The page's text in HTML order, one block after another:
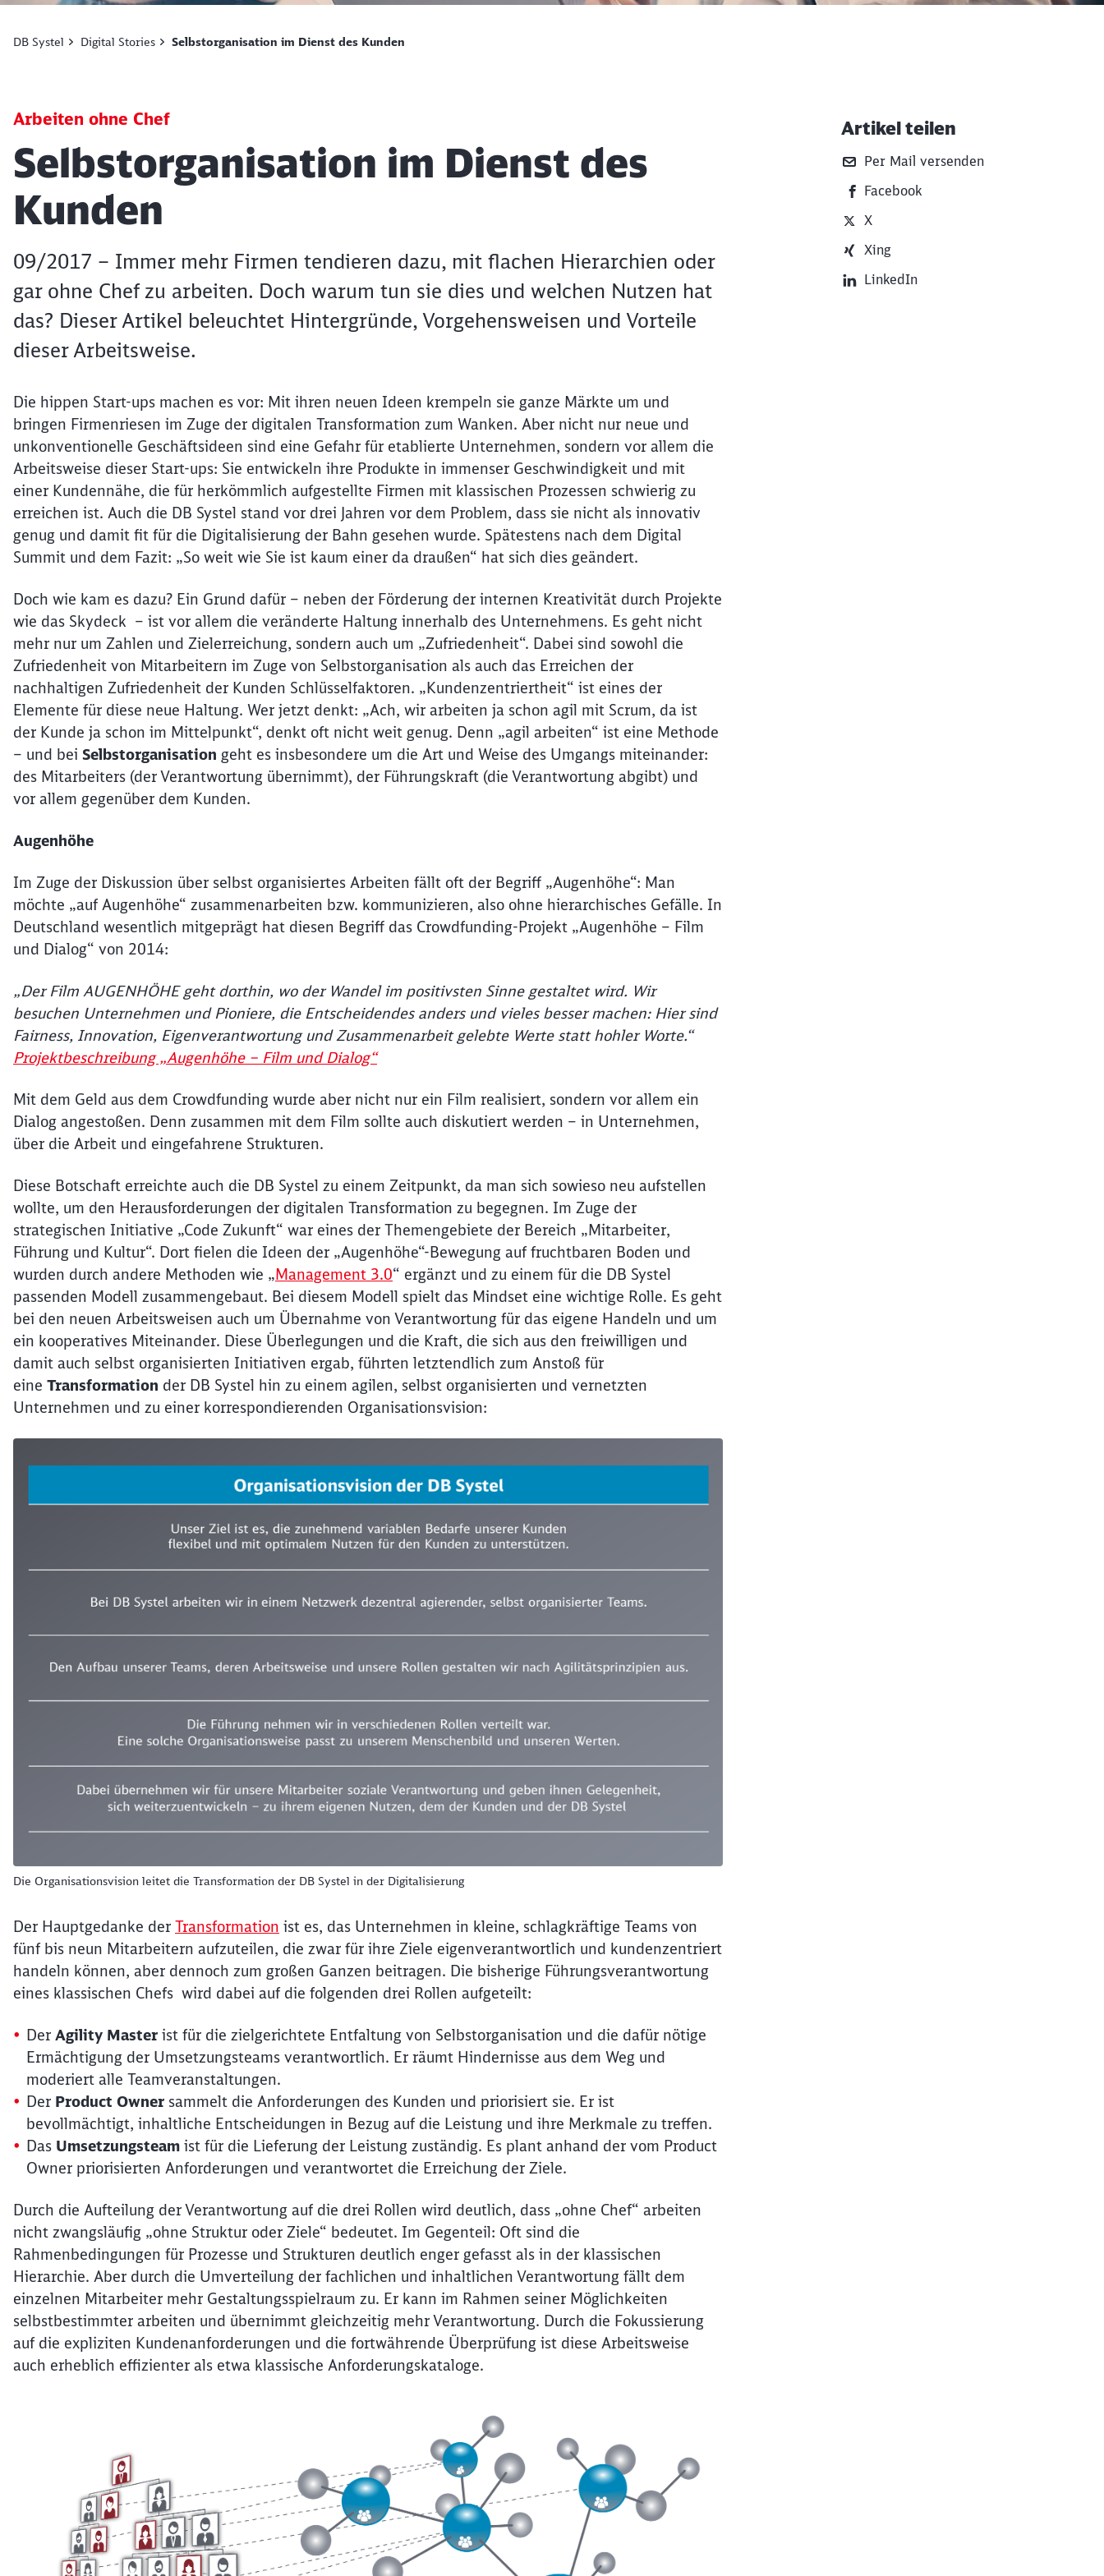
DB Systel Digital Stories Selbstorganisation im Dienst des Kunden
Arbeiten ohne Chef
Artikel:
Selbstorganisation im Dienst des
Kunden
09/2017 – Immer mehr Firmen tendieren dazu, mit flachen Hierarchien oder
gar ohne Chef zu arbeiten. Doch warum tun sie dies und welchen Nutzen hat
das? Dieser Artikel beleuchtet Hintergründe, Vorgehensweisen und Vorteile
dieser Arbeitsweise.
Die hippen Start-ups machen es vor: Mit ihren neuen Ideen krempeln sie ganze Märkte um und
bringen Firmenriesen im Zuge der digitalen Transformation zum Wanken. Aber nicht nur neue und
unkonventionelle Geschäftsideen sind eine Gefahr für etablierte Unternehmen, sondern vor allem die
Arbeitsweise dieser Start-ups: Sie entwickeln ihre Produkte in immenser Geschwindigkeit und mit
einer Kundennähe, die für herkömmlich aufgestellte Firmen mit klassischen Prozessen schwierig zu
erreichen ist. Auch die DB Systel stand vor drei Jahren vor dem Problem, dass sie nicht als innovativ
genug und damit fit für die Digitalisierung der Bahn gesehen wurde. Spätestens nach dem Digital
Summit und dem Fazit: „So weit wie Sie ist kaum einer da draußen“ hat sich dies geändert.
Doch wie kam es dazu? Ein Grund dafür – neben der Förderung der internen Kreativität durch Projekte
wie das Skydeck – ist vor allem die veränderte Haltung innerhalb des Unternehmens. Es geht nicht
mehr nur um Zahlen und Zielerreichung, sondern auch um „Zufriedenheit“. Dabei sind sowohl die
Zufriedenheit von Mitarbeitern im Zuge von Selbstorganisation als auch das Erreichen der
nachhaltigen Zufriedenheit der Kunden Schlüsselfaktoren. „Kundenzentriertheit“ ist eines der
Elemente für diese neue Haltung. Wer jetzt denkt: „Ach, wir arbeiten ja schon agil mit Scrum, da ist
der Kunde ja schon im Mittelpunkt“, denkt oft nicht weit genug. Denn „agil arbeiten“ ist eine Methode
– und bei Selbstorganisation geht es insbesondere um die Art und Weise des Umgangs miteinander:
des Mitarbeiters (der Verantwortung übernimmt), der Führungskraft (die Verantwortung abgibt) und
vor allem gegenüber dem Kunden.
Augenhöhe
Im Zuge der Diskussion über selbst organisiertes Arbeiten fällt oft der Begriff „Augenhöhe“: Man
möchte „auf Augenhöhe“ zusammenarbeiten bzw. kommunizieren, also ohne hierarchisches Gefälle. In
Deutschland wesentlich mitgeprägt hat diesen Begriff das Crowdfunding-Projekt „Augenhöhe – Film
und Dialog“ von 2014:
„Der Film AUGENHÖHE geht dorthin, wo der Wandel im positivsten Sinne gestaltet wird. Wir
besuchen Unternehmen und Pioniere, die Entscheidendes anders und vieles besser machen: Hier sind
Fairness, Innovation, Eigenverantwortung und Zusammenarbeit gelebte Werte statt hohler Worte.“
Projektbeschreibung „Augenhöhe – Film und Dialog“
Mit dem Geld aus dem Crowdfunding wurde aber nicht nur ein Film realisiert, sondern vor allem ein
Dialog angestoßen. Denn zusammen mit dem Film sollte auch diskutiert werden – in Unternehmen,
über die Arbeit und eingefahrene Strukturen.
Diese Botschaft erreichte auch die DB Systel zu einem Zeitpunkt, da man sich sowieso neu aufstellen
wollte, um den Herausforderungen der digitalen Transformation zu begegnen. Im Zuge der
strategischen Initiative „Code Zukunft“ war eines der Themengebiete der Bereich „Mitarbeiter,
Führung und Kultur“. Dort fielen die Ideen der „Augenhöhe“-Bewegung auf fruchtbaren Boden und
wurden durch andere Methoden wie „Management 3.0“ ergänzt und zu einem für die DB Systel
passenden Modell zusammengebaut. Bei diesem Modell spielt das Mindset eine wichtige Rolle. Es geht
bei den neuen Arbeitsweisen auch um Übernahme von Verantwortung für das eigene Handeln und um
ein kooperatives Miteinander. Diese Überlegungen und die Kraft, die sich aus den freiwilligen und
damit auch selbst organisierten Initiativen ergab, führten letztendlich zum Anstoß für
eine Transformation der DB Systel hin zu einem agilen, selbst organisierten und vernetzten
Unternehmen und zu einer korrespondierenden Organisationsvision:
Die Organisationsvision leitet die Transformation der DB Systel in der Digitalisierung
Der Hauptgedanke der Transformation ist es, das Unternehmen in kleine, schlagkräftige Teams von
fünf bis neun Mitarbeitern aufzuteilen, die zwar für ihre Ziele eigenverantwortlich und kundenzentriert
handeln können, aber dennoch zum großen Ganzen beitragen. Die bisherige Führungsverantwortung
eines klassischen Chefs wird dabei auf die folgenden drei Rollen aufgeteilt:
Der Agility Master ist für die zielgerichtete Entfaltung von Selbstorganisation und die dafür nötige
Ermächtigung der Umsetzungsteams verantwortlich. Er räumt Hindernisse aus dem Weg und
moderiert alle Teamveranstaltungen.
Der Product Owner sammelt die Anforderungen des Kunden und priorisiert sie. Er ist
bevollmächtigt, inhaltliche Entscheidungen in Bezug auf die Leistung und ihre Merkmale zu treffen.
Das Umsetzungsteam ist für die Lieferung der Leistung zuständig. Es plant anhand der vom Product
Owner priorisierten Anforderungen und verantwortet die Erreichung der Ziele.
Durch die Aufteilung der Verantwortung auf die drei Rollen wird deutlich, dass „ohne Chef“ arbeiten
nicht zwangsläufig „ohne Struktur oder Ziele“ bedeutet. Im Gegenteil: Oft sind die
Rahmenbedingungen für Prozesse und Strukturen deutlich enger gefasst als in der klassischen
Hierarchie. Aber durch die Umverteilung der fachlichen und inhaltlichen Verantwortung fällt dem
einzelnen Mitarbeiter mehr Gestaltungsspielraum zu. Er kann im Rahmen seiner Möglichkeiten
selbstbestimmter arbeiten und übernimmt gleichzeitig mehr Verantwortung. Durch die Fokussierung
auf die expliziten Kundenanforderungen und die fortwährende Überprüfung ist diese Arbeitsweise
auch erheblich effizienter als etwa klassische Anforderungskataloge.
Weiterführende
Artikel teilen
Per Mail versenden
Facebook
X
Xing
LinkedIn
Schließen
Abbrechen Weiter